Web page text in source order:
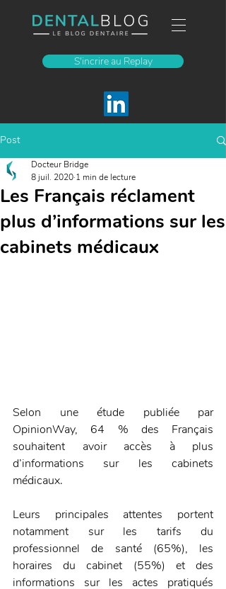
S'incrire au Replay
Post
Les Français réclament
plus d’informations sur les
cabinets médicaux
Docteur Bridge
8 juil. 2020 1 min de lecture
Selon une étude publiée par
OpinionWay, 64 % des Français
souhaitent avoir accès à plus
d’informations sur les cabinets
médicaux.
Leurs principales attentes portent
notamment sur les tarifs du
professionnel de santé (65%), les
horaires du cabinet (55%) et des
informations sur les actes pratiqués